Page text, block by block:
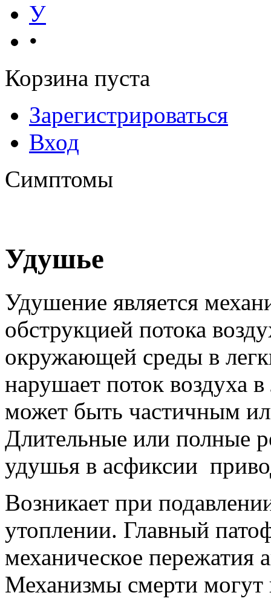
У
•
Корзина пуста
Зарегистрироваться
Вход
Симптомы
Удушье
Удушение является
обструкцией потока
окружающей среды в
нарушает поток воздуха в
может быть частичным
Длительные или полные
удушья в асфиксии
Возникает при
утоплении. Главный
механическое пережатия
Механизмы смерти могут